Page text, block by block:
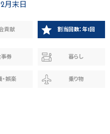
2月末日
貢献 割当回数：年1回
事券 暮らし
・娯楽 乗り物